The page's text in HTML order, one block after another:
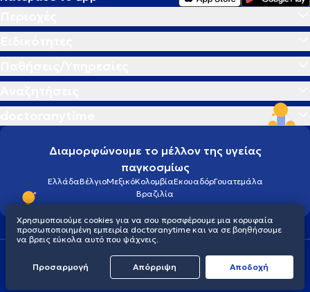
Διαμορφώνουμε το μέλλον της υγείας
παγκοσμίως
ΕλλάδαΒέλγιοΜεξικόΚολομβίαΕκουαδόρΓουατεμάλα
Βραζιλία
Πολιτική προστασίας προσωπικού απορρήτου
© 2026 doctoranytime
Χρησιμοποιούμε cookies για να σου προσφέρουμε μια κορυφαία
προσωποποιημένη εμπειρία doctoranytime και να σε βοηθήσουμε
να βρεις εύκολα αυτό που ψάχνεις.
Προσαρμογή Απόρριψη Aποδοχή